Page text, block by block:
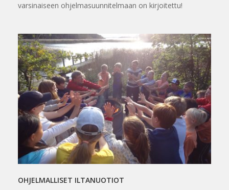
varsinaiseen ohjelmasuunnitelmaan on kirjoitettu!
OHJELMALLISET ILTANUOTIOT